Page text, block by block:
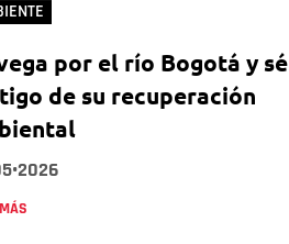
por el río Bogotá y sé
de su recuperación